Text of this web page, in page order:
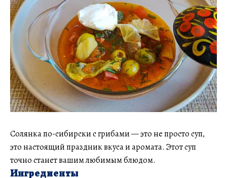
Солянка по-сибирски с грибами — это не просто суп,
это настоящий праздник вкуса и аромата. Этот суп
точно станет вашим любимым блюдом.
Ингредиенты